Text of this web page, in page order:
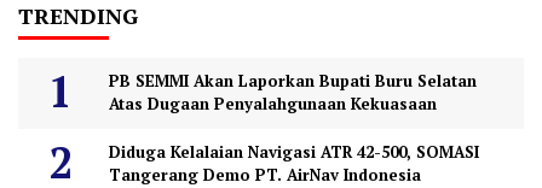
TRENDING
PB SEMMI Akan Laporkan Bupati Buru Selatan
Atas Dugaan Penyalahgunaan Kekuasaan
Diduga Kelalaian Navigasi ATR 42-500, SOMASI
Tangerang Demo PT. AirNav Indonesia